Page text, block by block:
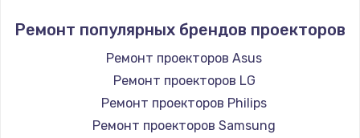
Ремонт популярных брендов проекторов
Ремонт проекторов Asus
Ремонт проекторов LG
Ремонт проекторов Philips
Ремонт проекторов Samsung